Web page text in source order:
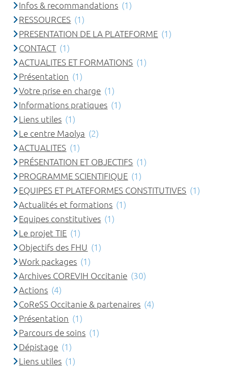
Infos & recommandations (1)
RESSOURCES (1)
PRESENTATION DE LA PLATEFORME (1)
CONTACT (1)
ACTUALITES ET FORMATIONS (1)
Présentation (1)
Votre prise en charge (1)
Informations pratiques (1)
Liens utiles (1)
Le centre Maolya (2)
ACTUALITES (1)
PRÉSENTATION ET OBJECTIFS (1)
PROGRAMME SCIENTIFIQUE (1)
EQUIPES ET PLATEFORMES CONSTITUTIVES (1)
Actualités et formations (1)
Equipes constitutives (1)
Le projet TIE (1)
Objectifs des FHU (1)
Work packages (1)
Archives COREVIH Occitanie (30)
Actions (4)
CoReSS Occitanie & partenaires (4)
Présentation (1)
Parcours de soins (1)
Dépistage (1)
Liens utiles (1)